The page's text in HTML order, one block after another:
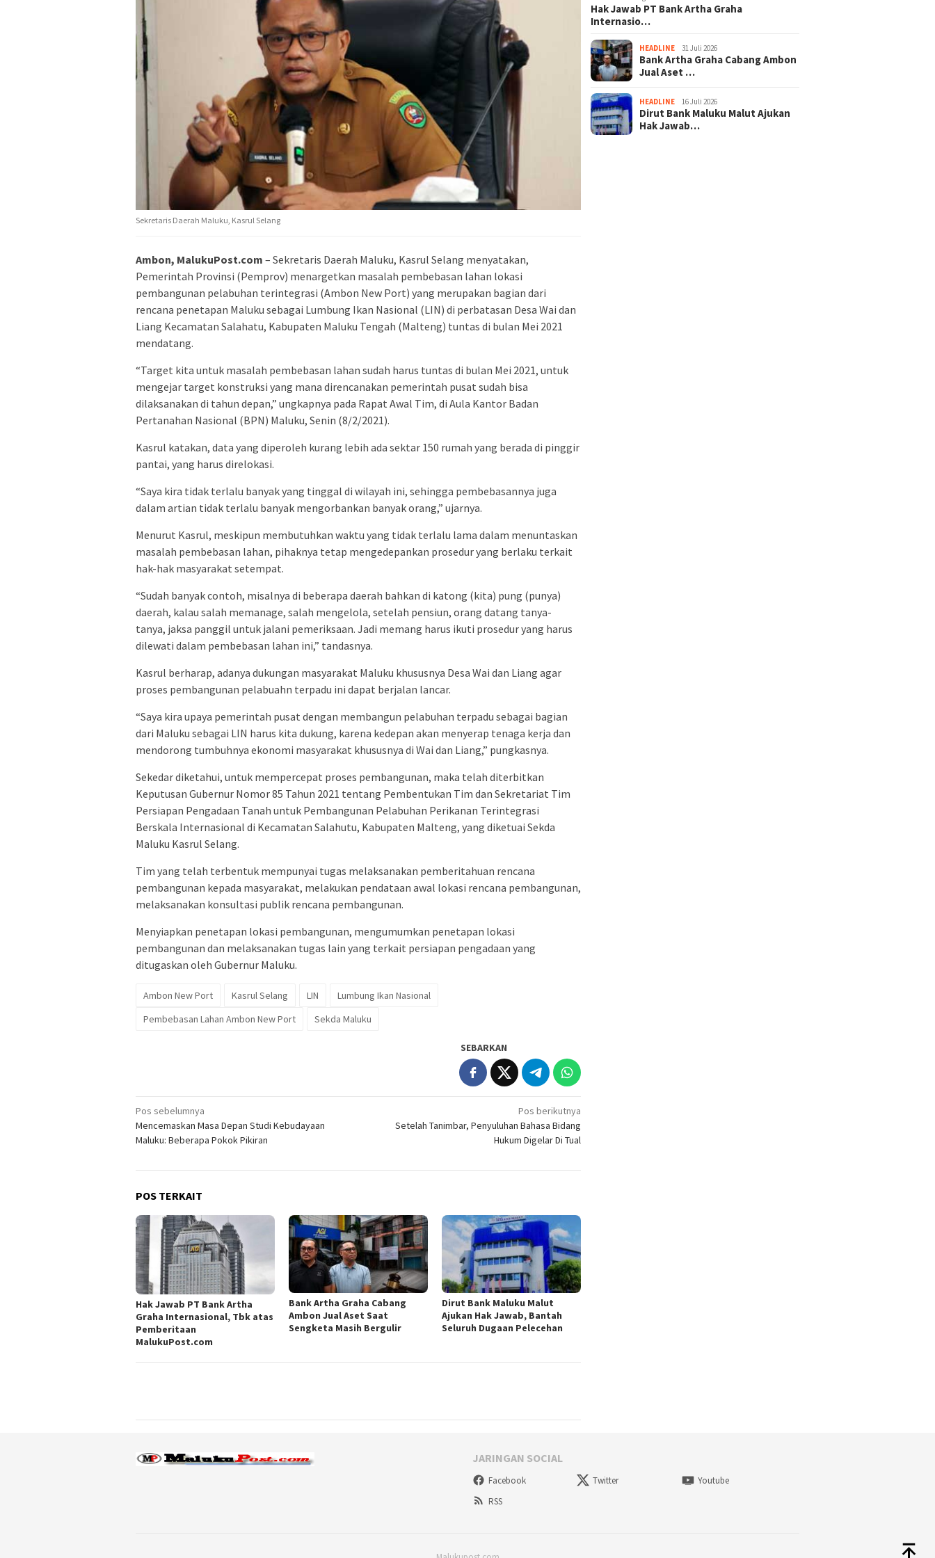
Sekretaris Daerah Maluku, Kasrul Selang
Ambon, MalukuPost.com – Sekretaris Daerah Maluku, Kasrul Selang menyatakan,
Pemerintah Provinsi (Pemprov) menargetkan masalah pembebasan lahan lokasi
pembangunan pelabuhan terintegrasi (Ambon New Port) yang merupakan bagian dari
rencana penetapan Maluku sebagai Lumbung Ikan Nasional (LIN) di perbatasan Desa Wai dan
Liang Kecamatan Salahatu, Kabupaten Maluku Tengah (Malteng) tuntas di bulan Mei 2021
mendatang.
“Target kita untuk masalah pembebasan lahan sudah harus tuntas di bulan Mei 2021, untuk
mengejar target konstruksi yang mana direncanakan pemerintah pusat sudah bisa
dilaksanakan di tahun depan,” ungkapnya pada Rapat Awal Tim, di Aula Kantor Badan
Pertanahan Nasional (BPN) Maluku, Senin (8/2/2021).
Kasrul katakan, data yang diperoleh kurang lebih ada sektar 150 rumah yang berada di pinggir
pantai, yang harus direlokasi.
“Saya kira tidak terlalu banyak yang tinggal di wilayah ini, sehingga pembebasannya juga
dalam artian tidak terlalu banyak mengorbankan banyak orang,” ujarnya.
Menurut Kasrul, meskipun membutuhkan waktu yang tidak terlalu lama dalam menuntaskan
masalah pembebasan lahan, pihaknya tetap mengedepankan prosedur yang berlaku terkait
hak-hak masyarakat setempat.
“Sudah banyak contoh, misalnya di beberapa daerah bahkan di katong (kita) pung (punya)
daerah, kalau salah memanage, salah mengelola, setelah pensiun, orang datang tanya-
tanya, jaksa panggil untuk jalani pemeriksaan. Jadi memang harus ikuti prosedur yang harus
dilewati dalam pembebasan lahan ini,” tandasnya.
Kasrul berharap, adanya dukungan masyarakat Maluku khususnya Desa Wai dan Liang agar
proses pembangunan pelabuahn terpadu ini dapat berjalan lancar.
“Saya kira upaya pemerintah pusat dengan membangun pelabuhan terpadu sebagai bagian
dari Maluku sebagai LIN harus kita dukung, karena kedepan akan menyerap tenaga kerja dan
mendorong tumbuhnya ekonomi masyarakat khususnya di Wai dan Liang,” pungkasnya.
Sekedar diketahui, untuk mempercepat proses pembangunan, maka telah diterbitkan
Keputusan Gubernur Nomor 85 Tahun 2021 tentang Pembentukan Tim dan Sekretariat Tim
Persiapan Pengadaan Tanah untuk Pembangunan Pelabuhan Perikanan Terintegrasi
Berskala Internasional di Kecamatan Salahutu, Kabupaten Malteng, yang diketuai Sekda
Maluku Kasrul Selang.
Tim yang telah terbentuk mempunyai tugas melaksanakan pemberitahuan rencana
pembangunan kepada masyarakat, melakukan pendataan awal lokasi rencana pembangunan,
melaksanakan konsultasi publik rencana pembangunan.
Menyiapkan penetapan lokasi pembangunan, mengumumkan penetapan lokasi
pembangunan dan melaksanakan tugas lain yang terkait persiapan pengadaan yang
ditugaskan oleh Gubernur Maluku.
Ambon New Port Kasrul Selang LIN
Lumbung Ikan Nasional
Pembebasan Lahan Ambon New Port
Sekda Maluku
SEBARKAN
Navigasi
pos
Pos sebelumnya
Mencemaskan Masa Depan Studi Kebudayaan
Maluku: Beberapa Pokok Pikiran
Pos berikutnya
Setelah Tanimbar, Penyuluhan Bahasa Bidang
Hukum Digelar Di Tual
POS TERKAIT
Hak Jawab PT Bank Artha
Graha Internasional, Tbk atas
Pemberitaan
MalukuPost.com
Bank Artha Graha Cabang
Ambon Jual Aset Saat
Sengketa Masih Bergulir
Dirut Bank Maluku Malut
Ajukan Hak Jawab, Bantah
Seluruh Dugaan Pelecehan
Hak Jawab PT Bank Artha Graha
Internasio…
HEADLINE 31 Juli 2026
Bank Artha Graha Cabang Ambon
Jual Aset …
HEADLINE 16 Juli 2026
Dirut Bank Maluku Malut Ajukan
Hak Jawab…
JARINGAN SOCIAL
Facebook Twitter
Youtube
RSS